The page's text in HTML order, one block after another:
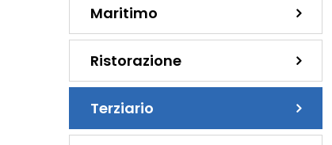
Maritimo
Ristorazione
Terziario